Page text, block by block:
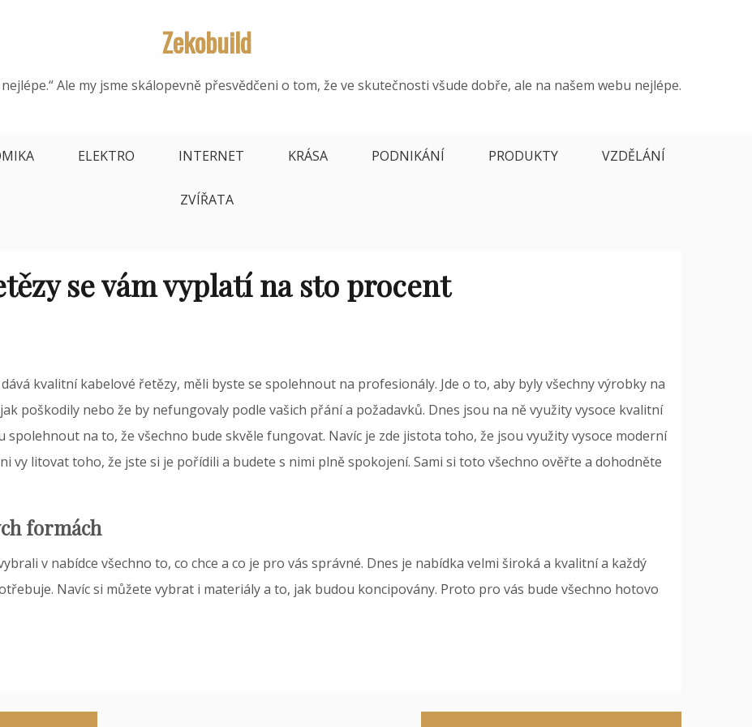
Zekobuild
Ale my jsme skálopevně přesvědčeni o tom, že ve skutečnosti všude dobře, ale na našem webu nejlépe.
ELEKTRO INTERNET KRÁSA PODNIKÁNÍ PRODUKTY VZDĚLÁNÍ
ZVÍŘATA
se vám vyplatí na sto procent
kvalitníkabelové řetězy, měli byste se spolehnout na profesionály. Jde o to, aby byly všechny výrobky na
poškodily nebo že by nefungovaly podle vašich přání a požadavků. Dnes jsou na ně využity vysoce kvalitní
na to, že všechno bude skvěle fungovat. Navíc je zde jistota toho, že jsou využity vysoce moderní
vy litovat toho, že jste si je pořídili a budete s nimi plně spokojení. Sami si toto všechno ověřte a dohodněte
formách
v nabídce všechno to, co chce a co je pro vás správné. Dnes je nabídka velmi široká a kvalitní a každý
Navíc si můžete vybrat i materiály a to, jak budou koncipovány. Proto pro vás bude všechno hotovo